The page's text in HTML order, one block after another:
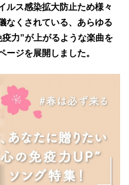
ルス感染拡大防止ため様々
なくされている、あらゆる
力”が上がるような楽曲を
ージを展開しました。